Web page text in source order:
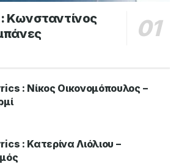
: Κωνσταντίνος
: Νίκος Οικονομόπουλος –
: Κατερίνα Λιόλιου –